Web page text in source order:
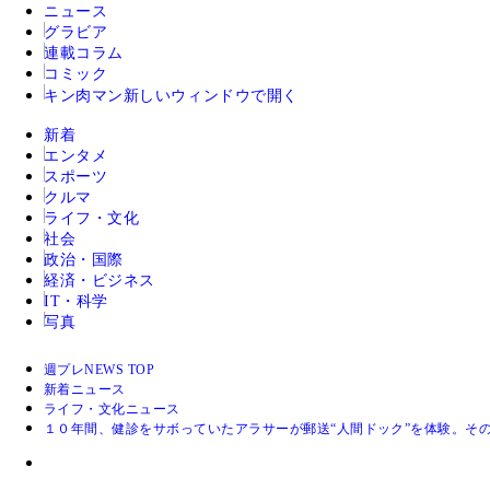
ニュース
グラビア
連載コラム
コミック
キン肉マン 新しいウィンドウで開く
新着
エンタメ
スポーツ
クルマ
ライフ・文化
社会
政治・国際
経済・ビジネス
IT・科学
写真
週プレNEWS TOP
新着ニュース
ライフ・文化ニュース
１０年間、健診をサボっていたアラサーが郵送“人間ドック”を体験。そ